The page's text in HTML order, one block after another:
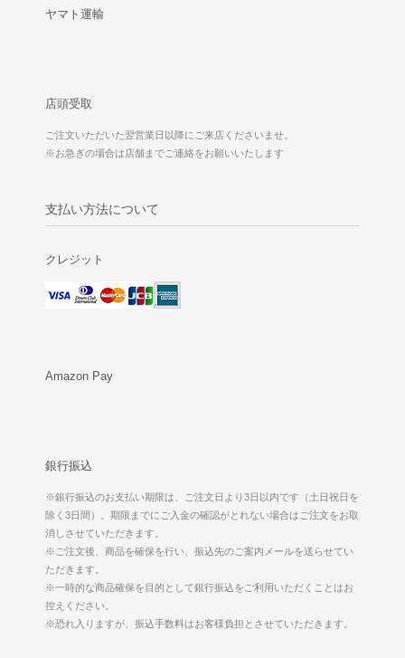
ヤマト運輸
店頭受取
ご注文いただいた翌営業日以降にご来店くださいませ。
※お急ぎの場合は店舗までご連絡をお願いいたします
支払い方法について
クレジット
Amazon Pay
銀行振込
※銀行振込のお支払い期限は、ご注文日より3日以内です（土日祝日を
除く3日間）。期限までにご入金の確認がとれない場合はご注文をお取
消しさせていただきます。
※ご注文後、商品を確保を行い、振込先のご案内メールを送らせてい
ただきます。
※一時的な商品確保を目的として銀行振込をご利用いただくことはお
控えください。
※恐れ入りますが、振込手数料はお客様負担とさせていただきます。